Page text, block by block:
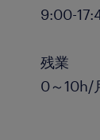
9:00-
残業
0～10h/